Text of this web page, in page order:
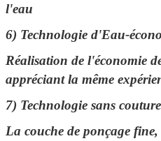
l'eau
6) Technologie d'Eau-
Réalisation de l'économie
appréciant la même
7) Technologie sans couture
La couche de ponçage